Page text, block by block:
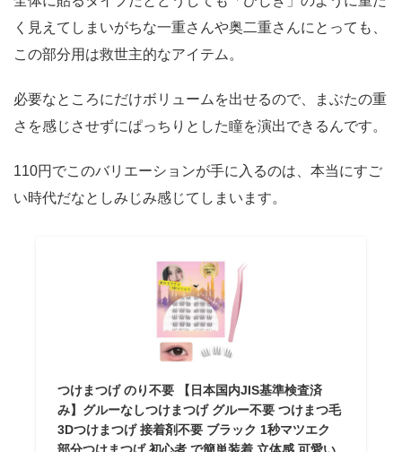
く見えてしまいがちな一重さんや奥二重さんにとっても、
この部分用は救世主的なアイテム。
必要なところにだけボリュームを出せるので、まぶたの重
さを感じさせずにぱっちりとした瞳を演出できるんです。
110円でこのバリエーションが手に入るのは、本当にすご
い時代だなとしみじみ感じてしまいます。
つけまつげ のり不要 【日本国内JIS基準検査済
み】グルーなしつけまつげ グルー不要 つけまつ毛
3Dつけまつげ 接着剤不要 ブラック 1秒マツエク